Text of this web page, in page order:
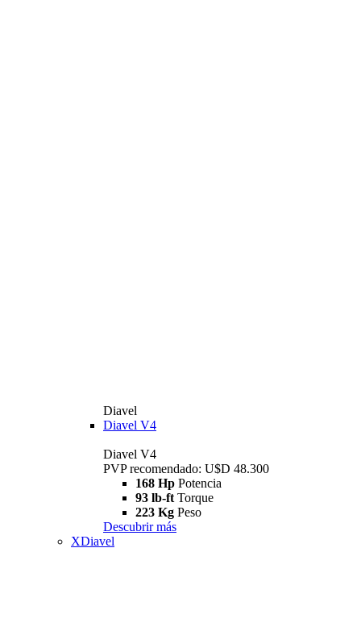
Diavel
Diavel V4
Diavel V4
PVP recomendado: U$D 48.300
168 Hp Potencia
93 lb-ft Torque
223 Kg Peso
Descubrir más
XDiavel